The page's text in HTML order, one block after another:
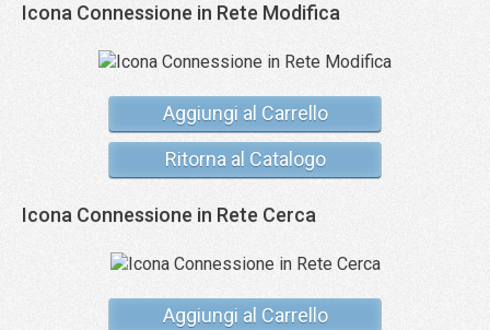
Icona Connessione in Rete Modifica
Aggiungi al Carrello
Ritorna al Catalogo
Icona Connessione in Rete Cerca
Aggiungi al Carrello